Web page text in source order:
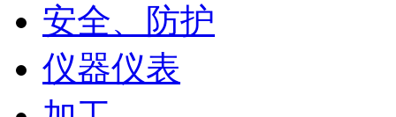
安全、防护
仪器仪表